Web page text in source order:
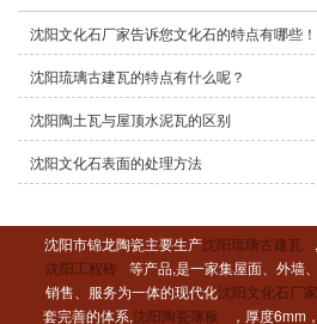
沈阳文化石厂家告诉您文化石的特点有哪些！
沈阳琉璃古建瓦的特点有什么呢？
沈阳陶土瓦与屋顶水泥瓦的区别
沈阳文化石表面的处理方法
沈阳市锦龙陶瓷主要生产沈阳琉璃古建瓦 ,
沈阳工程砖
等产品,是一家集屋面、外墙
销售、服务为一体的现代化沈阳文化石厂家
套完善的体系,沈阳陶瓷薄板 ，厚度6mm